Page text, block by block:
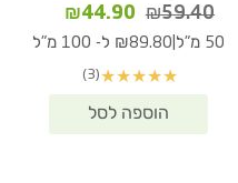
₪59.40
המחיר
המקורי
₪59.40.
₪44.90
הנוכחי
50 מ"ל ₪89.80 ל- 100 מ"ל
★
★
★
★
★
(3)